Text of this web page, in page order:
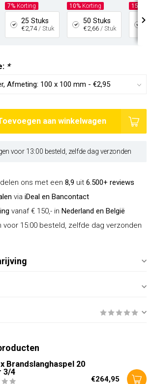
7% Korting
25 Stuks
€2,74 / Stuk
10% Korting
50 Stuks
€2,66 / Stuk
15%
*
aan winkelwagen
voor 13:00 besteld, zelfde dag verzonden
ons met een 8,9 uit 6.500+ reviews
via iDeal en Bancontact
vanaf € 150,- in Nederland en België
voor 15:00 besteld, zelfde dag verzonden
Brandslanghaspel 20
3/4
€264,95